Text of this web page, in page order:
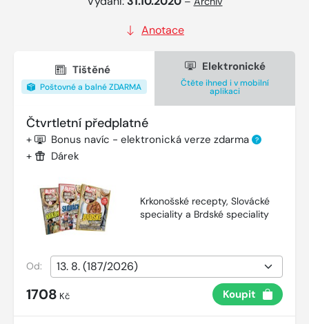
Anotace
Tištěné
Poštovné a balné ZDARMA
Elektronické
Čtěte ihned i v mobilní
aplikaci
Čtvrtletní předplatné
+ Bonus navíc - elektronická verze zdarma ?
+ Dárek
Krkonošské recepty, Slovácké
speciality a Brdské speciality
Od:
1708 Kč Koupit